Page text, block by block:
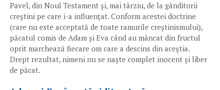
Pavel, din Noul Testament și, mai târziu, de la gânditorii
creștini pe care i-a influențat. Conform acestei doctrine
(care nu este acceptată de toate ramurile creștinismului),
păcatul comis de Adam și Eva când au mâncat din fructul
oprit marchează fiecare om care a descins din aceștia.
Drept rezultat, nimeni nu se naște complet inocent și liber
de păcat.